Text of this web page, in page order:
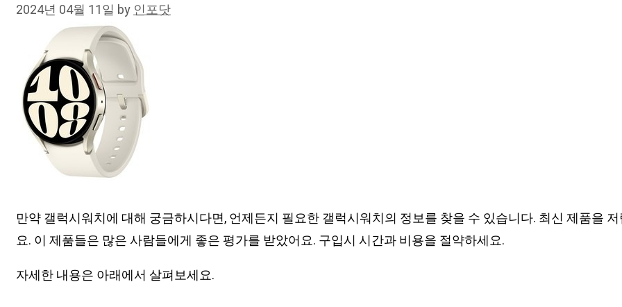
2024년 04월 11일 by인포닷
만약 갤럭시워치에 대해 궁금하시다면, 언제든지 필요한 갤럭시워치의 정보를 찾을 수 있습니다. 최신 제품을
요. 이 제품들은 많은 사람들에게 좋은 평가를 받았어요. 구입시 시간과 비용을 절약하세요.
자세한 내용은 아래에서 살펴보세요.